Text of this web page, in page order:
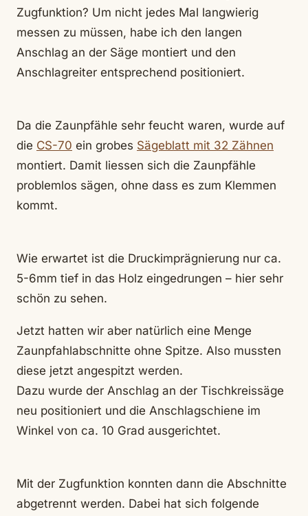
Zugfunktion? Um nicht jedes Mal langwierig
messen zu müssen, habe ich den langen
Anschlag an der Säge montiert und den
Anschlagreiter entsprechend positioniert.
Da die Zaunpfähle sehr feucht waren, wurde auf
die CS-70 ein grobes Sägeblatt mit 32 Zähnen
montiert. Damit liessen sich die Zaunpfähle
problemlos sägen, ohne dass es zum Klemmen
kommt.
Wie erwartet ist die Druckimprägnierung nur ca.
5-6mm tief in das Holz eingedrungen – hier sehr
schön zu sehen.
Jetzt hatten wir aber natürlich eine Menge
Zaunpfahlabschnitte ohne Spitze. Also mussten
diese jetzt angespitzt werden.
Dazu wurde der Anschlag an der Tischkreissäge
neu positioniert und die Anschlagschiene im
Winkel von ca. 10 Grad ausgerichtet.
Mit der Zugfunktion konnten dann die Abschnitte
abgetrennt werden. Dabei hat sich folgende